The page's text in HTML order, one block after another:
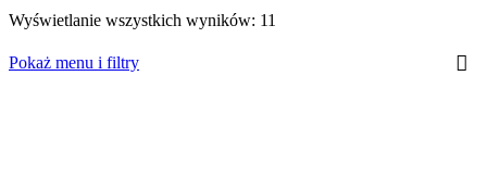
Wyświetlanie wszystkich wyników: 11
Pokaż menu i filtry